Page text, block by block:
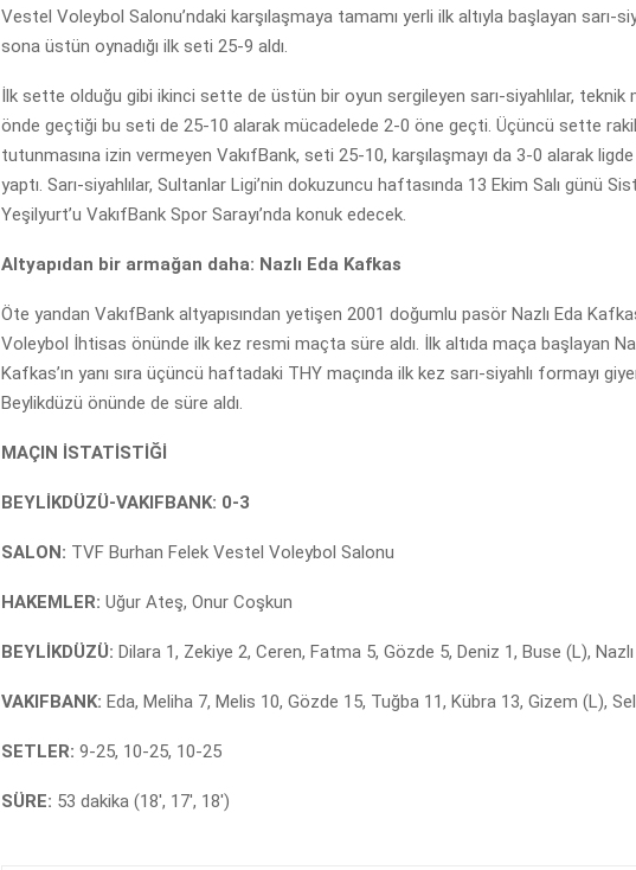
Vestel Voleybol Salonu’ndaki karşılaşmaya tamamı yerli ilk altıyla başlayan sarı-
sona üstün oynadığı ilk seti 25-9 aldı.
İlk sette olduğu gibi ikinci sette de üstün bir oyun sergileyen sarı-siyahlılar, teknik
önde geçtiği bu seti de 25-10 alarak mücadelede 2-0 öne geçti. Üçüncü sette
tutunmasına izin vermeyen VakıfBank, seti 25-10, karşılaşmayı da 3-0 alarak
yaptı. Sarı-siyahlılar, Sultanlar Ligi’nin dokuzuncu haftasında 13 Ekim Salı günü
Yeşilyurt’u VakıfBank Spor Sarayı’nda konuk edecek.
Altyapıdan bir armağan daha: Nazlı Eda Kafkas
Öte yandan VakıfBank altyapısından yetişen 2001 doğumlu pasör Nazlı Eda
Voleybol İhtisas önünde ilk kez resmi maçta süre aldı. İlk altıda maça başlayan
Kafkas’ın yanı sıra üçüncü haftadaki THY maçında ilk kez sarı-siyahlı formayı
Beylikdüzü önünde de süre aldı.
MAÇIN İSTATİSTİĞİ
BEYLİKDÜZÜ-VAKIFBANK: 0-3
SALON: TVF Burhan Felek Vestel Voleybol Salonu
HAKEMLER: Uğur Ateş, Onur Coşkun
BEYLİKDÜZÜ: Dilara 1, Zekiye 2, Ceren, Fatma 5, Gözde 5, Deniz 1, Buse (L),
VAKIFBANK: Eda, Meliha 7, Melis 10, Gözde 15, Tuğba 11, Kübra 13, Gizem (L),
SETLER: 9-25, 10-25, 10-25
SÜRE: 53 dakika (18′, 17′, 18′)